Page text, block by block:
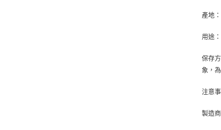
產地
用途
保存
象，
注意
製造